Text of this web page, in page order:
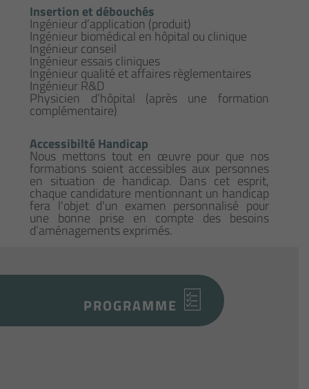
Insertion et débouchés
Ingénieur d’application (produit)
Ingénieur biomédical en hôpital ou clinique
Ingénieur conseil
Ingénieur essais cliniques
Ingénieur qualité et affaires règlementaires
Ingénieur R&D
Physicien d’hôpital (après une formation
complémentaire)
Accessibilté Handicap
Nous mettons tout en œuvre pour que nos
formations soient accessibles aux personnes
en situation de handicap. Dans cet esprit,
chaque candidature mentionnant un handicap
fera l'objet d'un examen personnalisé pour
une bonne prise en compte des besoins
d’aménagements exprimés.
PROGRAMME